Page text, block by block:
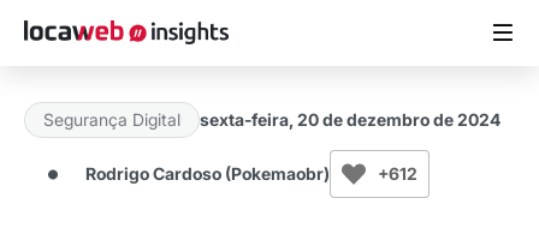
ARTIGOS
Segurança Digital sexta-feira, 20 de dezembro de 2024
Rodrigo Cardoso (Pokemaobr) +612